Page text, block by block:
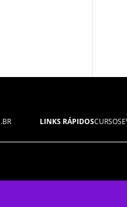
LINKS RÁPIDOSCURSOS